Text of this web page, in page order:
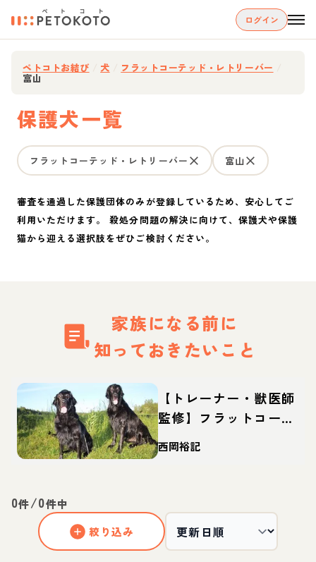
ログイン
ペトコトお結び 犬 フラットコーテッド・レトリーバー
富山
保護犬一覧
フラットコーテッド・レトリーバー 富山
審査を通過した保護団体のみが登録しているため、安心してご
利用いただけます。 殺処分問題の解決に向けて、保護犬や保護
猫から迎える選択肢をぜひご検討ください。
家族になる前に
知っておきたいこと
【トレーナー・獣医師
監修】フラットコーテ
ッドレトリーバーって
どんな犬？性格・特
西岡裕記
0件/0件中
絞り込み